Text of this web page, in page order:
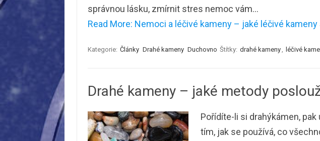
správnou lásku, zmírnit stres nemoc vám…
Read More: Nemoci a léčivé kameny – jaké léčivé kameny
Kategorie: Články Drahé kameny Duchovno Štítky: drahé kameny, léčivé
Drahé kameny – jaké metody
Pořídíte-li si drahýkámen,
tím, jak se používá, co